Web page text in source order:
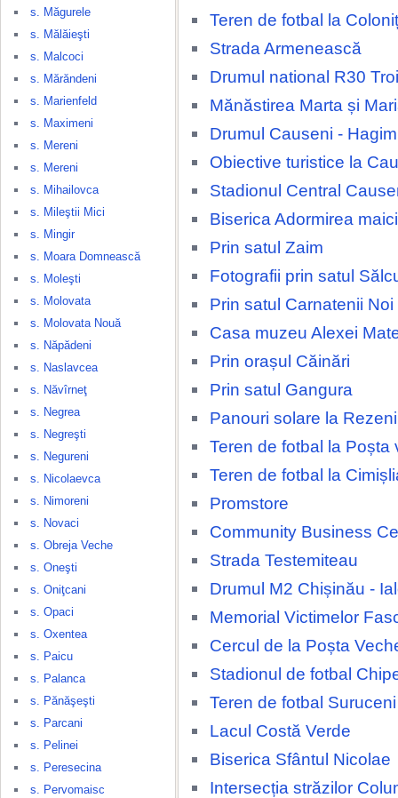
s. Măgurele
s. Mălăieşti
s. Malcoci
s. Mărăndeni
s. Marienfeld
s. Maximeni
s. Mereni
s. Mereni
s. Mihailovca
s. Mileştii Mici
s. Mingir
s. Moara Domnească
s. Moleşti
s. Molovata
s. Molovata Nouă
s. Năpădeni
s. Naslavcea
s. Năvîrneţ
s. Negrea
s. Negreşti
s. Negureni
s. Nicolaevca
s. Nimoreni
s. Novaci
s. Obreja Veche
s. Oneşti
s. Oniţcani
s. Opaci
s. Oxentea
s. Paicu
s. Palanca
s. Pănăşeşti
s. Parcani
s. Pelinei
s. Peresecina
s. Pervomaisc
Teren de fotbal la
Strada Armenească
Drumul national R30
Mănăstirea Marta și
Drumul Causeni -
Obiective turistice la
Stadionul Central
Biserica Adormirea
Prin satul Zaim
Fotografii prin satul
Prin satul Carnatenii Noi
Casa muzeu Alexei
Prin orașul Căinări
Prin satul Gangura
Panouri solare la Rezeni
Teren de fotbal la Poșta
Teren de fotbal la
Promstore
Community Business
Strada Testemiteau
Drumul M2 Chișinău -
Memorial Victimelor
Cercul de la Poșta
Stadionul de fotbal
Teren de fotbal Suruceni
Lacul Costă Verde
Biserica Sfântul Nicolae
Intersecția străzilor